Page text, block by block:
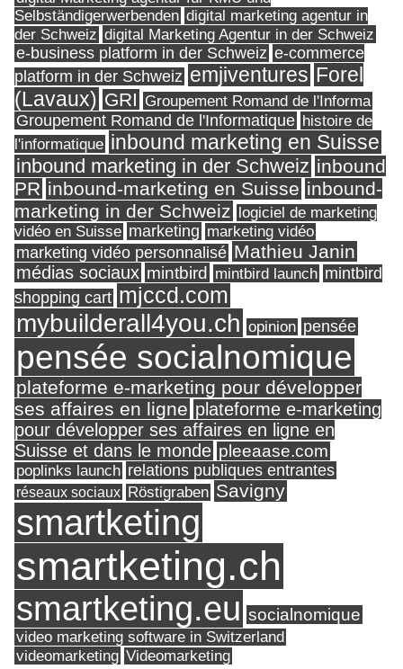
Selbständigerwerbenden digital marketing agentur in
der Schweiz digital Marketing Agentur in der Schweiz
e-business platform in der Schweiz e-commerce
platform in der Schweiz emjiventures Forel
(Lavaux) GRI Groupement Romand de l'Informa
Groupement Romand de l'Informatique histoire de
l'informatique inbound marketing en Suisse
inbound marketing in der Schweiz inbound
PR inbound-marketing en Suisse inbound-
marketing in der Schweiz logiciel de marketing
vidéo en Suisse marketing marketing vidéo
marketing vidéo personnalisé Mathieu Janin
médias sociaux mintbird mintbird launch mintbird
shopping cart mjccd.com
mybuilderall4you.ch opinion pensée
pensée socialnomique
plateforme e-marketing pour développer
ses affaires en ligne plateforme e-marketing
pour développer ses affaires en ligne en
Suisse et dans le monde pleeaase.com
poplinks launch relations publiques entrantes
réseaux sociaux Röstigraben Savigny
smartketing
smartketing.ch
smartketing.eu socialnomique
video marketing software in Switzerland
videomarketing Videomarketing